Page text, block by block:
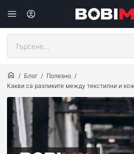
Блог
Полезно
Какви са разликите между текстилни и